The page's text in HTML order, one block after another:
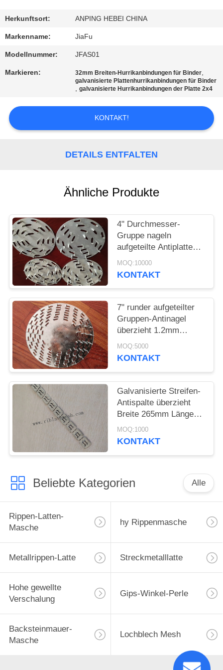
TRETEN
SIE
MIT
UNS
FORDERN
SITEMAP
PRIVACY
POLICY
Herkunftsort: ANPING HEBEI CHINA
Markenname: JiaFu
Modellnummer: JFAS01
Markieren: 32mm Breiten-Hurrikanbindungen für Binder,
galvanisierte Plattenhurrikanbindungen für Binder
,galvanisierte Hurrikanbindungen der Platte 2x4
KONTAKT!
DETAILS ENTFALTEN
Ähnliche Produkte
4" Durchmesser-
Gruppe nageln
aufgeteilte Antiplatten
für Hartholz Polen und
Klotz
MOQ:10000
KONTAKT
7" runder aufgeteilter
Gruppen-Antinagel
überzieht 1.2mm
Stärke
MOQ:5000
KONTAKT
Galvanisierte Streifen-
Antispalte überzieht
Breite 265mm Längen-
20mm
MOQ:1000
KONTAKT
Beliebte Kategorien Alle
Rippen-Latten-
Masche
hy Rippenmasche
Metallrippen-Latte Streckmetalllatte
Hohe gewellte
Verschalung
Gips-Winkel-Perle
Backsteinmauer-
Masche
Lochblech Mesh